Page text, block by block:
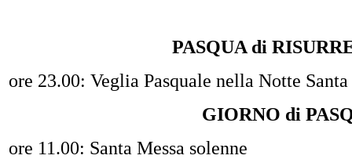
PASQUA di
ore 23.00: Veglia Pasquale nella Notte Santa
GIORNO di
ore 11.00: Santa Messa solenne